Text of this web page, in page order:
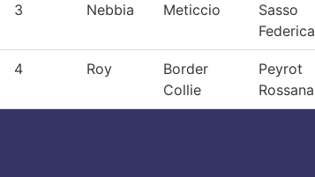
3 Nebbia Meticcio
Sasso
Federica
4 Roy
Border
Collie
Peyrot
Rossana